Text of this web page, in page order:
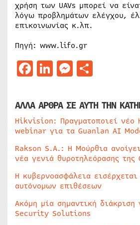
χρήση των UAVs μπορεί να
λόγω προβλημάτων ελέγχου,
επικοινωνίας κ.λπ.
Πηγή: www.lifo.gr
Facebook
LinkedIn
ΑΛΛΑ ΑΡΘΡΑ ΣΕ ΑΥΤΗ ΤΗΝ
Hikvision: Πραγματοποιεί νέο
webinar για τα Guanlan AI
Rakson S.A.: Η Μούρθια
νέα γενιά θυροτηλεόρασης της
Η κυβερνοασφάλεια
αυτόνομων επιθέσεων
Ακόμη μία σημαντική διάκριση
Security Solutions